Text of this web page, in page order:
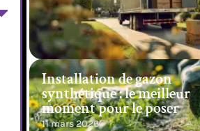
Installation de gazon
synthétique : le meilleur
moment pour le poser
11 mars 2026